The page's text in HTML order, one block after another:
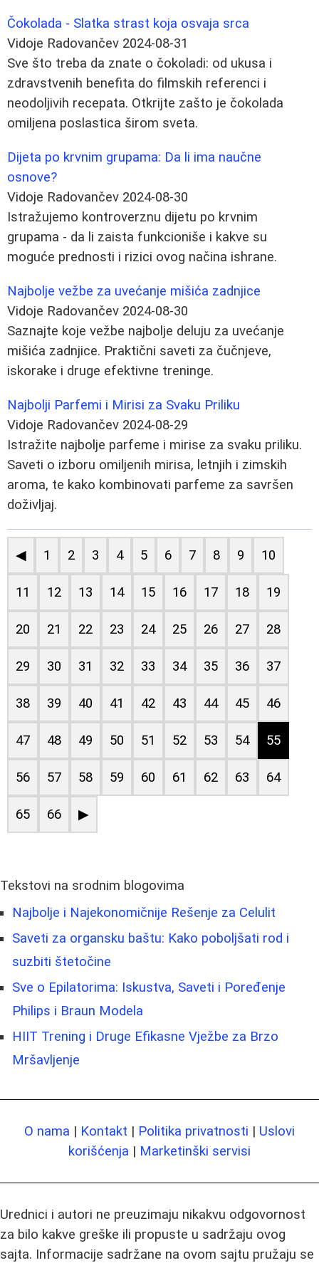
Čokolada - Slatka strast koja osvaja srca
Vidoje Radovančev 2024-08-31
Sve što treba da znate o čokoladi: od ukusa i
zdravstvenih benefita do filmskih referenci i
neodoljivih recepata. Otkrijte zašto je čokolada
omiljena poslastica širom sveta.
Dijeta po krvnim grupama: Da li ima naučne
osnove?
Vidoje Radovančev 2024-08-30
Istražujemo kontroverznu dijetu po krvnim
grupama - da li zaista funkcioniše i kakve su
moguće prednosti i rizici ovog načina ishrane.
Najbolje vežbe za uvećanje mišića zadnjice
Vidoje Radovančev 2024-08-30
Saznajte koje vežbe najbolje deluju za uvećanje
mišića zadnjice. Praktični saveti za čučnjeve,
iskorake i druge efektivne treninge.
Najbolji Parfemi i Mirisi za Svaku Priliku
Vidoje Radovančev 2024-08-29
Istražite najbolje parfeme i mirise za svaku priliku.
Saveti o izboru omiljenih mirisa, letnjih i zimskih
aroma, te kako kombinovati parfeme za savršen
doživljaj.
◀ 1 2 3 4 5 6 7 8 9 10
11 12 13 14 15 16 17 18 19
20 21 22 23 24 25 26 27 28
29 30 31 32 33 34 35 36 37
38 39 40 41 42 43 44 45 46
47 48 49 50 51 52 53 54 55
56 57 58 59 60 61 62 63 64
65 66 ▶
Tekstovi na srodnim blogovima
Najbolje i Najekonomičnije Rešenje za Celulit
Saveti za organsku baštu: Kako poboljšati rod i
suzbiti štetočine
Sve o Epilatorima: Iskustva, Saveti i Poređenje
Philips i Braun Modela
HIIT Trening i Druge Efikasne Vježbe za Brzo
Mršavljenje
O nama | Kontakt | Politika privatnosti | Uslovi
korišćenja | Marketinški servisi
Urednici i autori ne preuzimaju nikakvu odgovornost
za bilo kakve greške ili propuste u sadržaju ovog
sajta. Informacije sadržane na ovom sajtu pružaju se